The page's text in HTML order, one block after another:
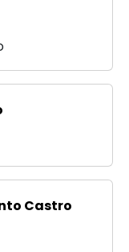
Castro